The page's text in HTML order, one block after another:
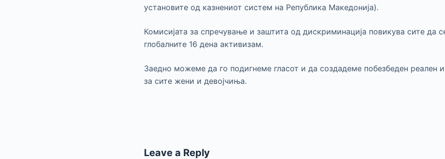
установите од казнениот систем на Република Македонија).
Комисијата за спречување и заштита од дискриминација повикува сите да
глобалните 16 дена активизам.
Заедно можеме да го подигнеме гласот и да создадеме побезбеден реален
за сите жени и девојчиња.
Leave a Reply